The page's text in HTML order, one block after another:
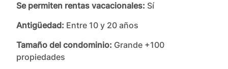
Se permiten rentas vacacionales: Sí
Antigüedad: Entre 10 y 20 años
Tamaño del condominio: Grande +100
propiedades